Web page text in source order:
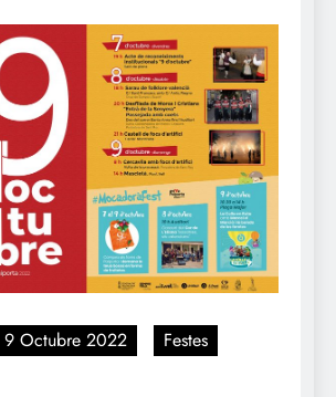
9 Octubre 2022
Festes